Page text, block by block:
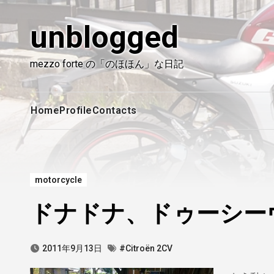
容
を
ス
ッ
unblogged
mezzo forte の「のほほん」な日記
HomeProfileContacts
motorcycle
ドナドナ、ドゥーシ
2011年9月13日 #Citroën 2CV